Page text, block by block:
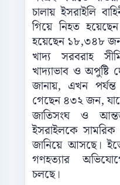
চালায় ইসরাইলি
গিয়ে নিহত
হয়েছেন ১৮,৩৪৮
খাদ্য সরবরাহ
খাদ্যাভাব ও অপুষ্টি
জানায়, এখন
গেছেন ৪৩২ জন,
জাতিসংঘ ও
ইসরাইলকে
জানিয়ে আসছে।
গণহত্যার
চলছে।